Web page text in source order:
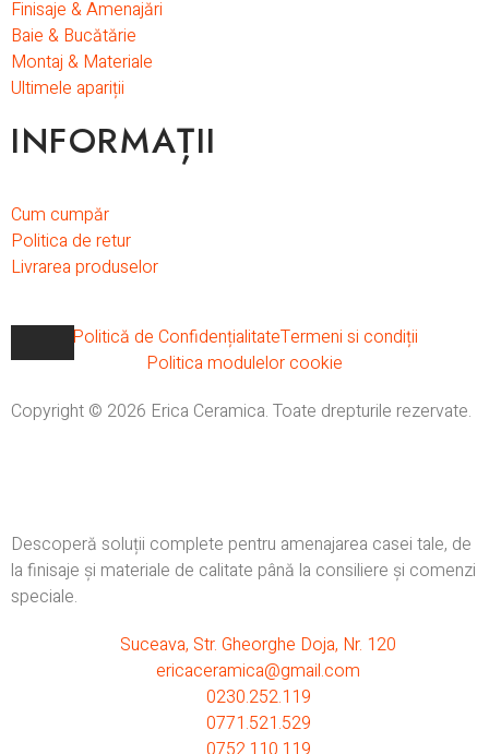
Finisaje & Amenajări
Baie & Bucătărie
Montaj & Materiale
Ultimele apariții
INFORMAȚII
Cum cumpăr
Politica de retur
Livrarea produselor
Politică de ConfidențialitateTermeni si condiții
Politica modulelor cookie
Copyright © 2026 Erica Ceramica. Toate drepturile rezervate.
Descoperă soluții complete pentru amenajarea casei tale, de
la finisaje și materiale de calitate până la consiliere și comenzi
speciale.
Suceava, Str. Gheorghe Doja, Nr. 120
ericaceramica@gmail.com
0230.252.119
0771.521.529